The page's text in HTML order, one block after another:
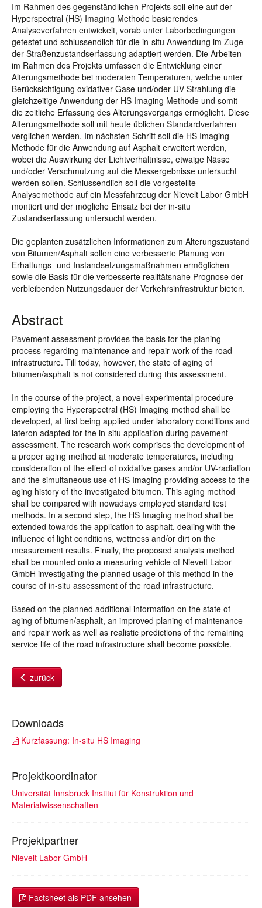
Im Rahmen des gegenständlichen Projekts soll eine auf der
Hyperspectral (HS) Imaging Methode basierendes
Analyseverfahren entwickelt, vorab unter Laborbedingungen
getestet und schlussendlich für die in-situ Anwendung im Zuge
der Straßenzustandserfassung adaptiert werden. Die Arbeiten
im Rahmen des Projekts umfassen die Entwicklung einer
Alterungsmethode bei moderaten Temperaturen, welche unter
Berücksichtigung oxidativer Gase und/oder UV-Strahlung die
gleichzeitige Anwendung der HS Imaging Methode und somit
die zeitliche Erfassung des Alterungsvorgangs ermöglicht. Diese
Alterungsmethode soll mit heute üblichen Standardverfahren
verglichen werden. Im nächsten Schritt soll die HS Imaging
Methode für die Anwendung auf Asphalt erweitert werden,
wobei die Auswirkung der Lichtverhältnisse, etwaige Nässe
und/oder Verschmutzung auf die Messergebnisse untersucht
werden sollen. Schlussendlich soll die vorgestellte
Analysemethode auf ein Messfahrzeug der Nievelt Labor GmbH
montiert und der mögliche Einsatz bei der in-situ
Zustandserfassung untersucht werden.
Die geplanten zusätzlichen Informationen zum Alterungszustand
von Bitumen/Asphalt sollen eine verbesserte Planung von
Erhaltungs- und Instandsetzungsmaßnahmen ermöglichen
sowie die Basis für die verbesserte realitätsnahe Prognose der
verbleibenden Nutzungsdauer der Verkehrsinfrastruktur bieten.
Abstract
Pavement assessment provides the basis for the planing
process regarding maintenance and repair work of the road
infrastructure. Till today, however, the state of aging of
bitumen/asphalt is not considered during this assessment.
In the course of the project, a novel experimental procedure
employing the Hyperspectral (HS) Imaging method shall be
developed, at first being applied under laboratory conditions and
lateron adapted for the in-situ application during pavement
assessment. The research work comprises the development of
a proper aging method at moderate temperatures, including
consideration of the effect of oxidative gases and/or UV-radiation
and the simultaneous use of HS Imaging providing access to the
aging history of the investigated bitumen. This aging method
shall be compared with nowadays employed standard test
methods. In a second step, the HS Imaging method shall be
extended towards the application to asphalt, dealing with the
influence of light conditions, wettness and/or dirt on the
measurement results. Finally, the proposed analysis method
shall be mounted onto a measuring vehicle of Nievelt Labor
GmbH investigating the planned usage of this method in the
course of in-situ assessment of the road infrastructure.
Based on the planned additional information on the state of
aging of bitumen/asphalt, an improved planing of maintenance
and repair work as well as realistic predictions of the remaining
service life of the road infrastructure shall become possible.
zurück
Downloads
Kurzfassung: In-situ HS Imaging
Projektkoordinator
Universität Innsbruck Institut für Konstruktion und
Materialwissenschaften
Projektpartner
Nievelt Labor GmbH
Factsheet als PDF ansehen